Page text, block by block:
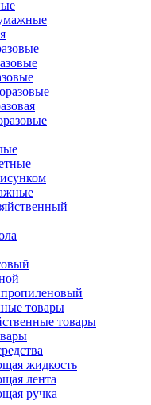
товары
товары
жидкость
лента
ручка